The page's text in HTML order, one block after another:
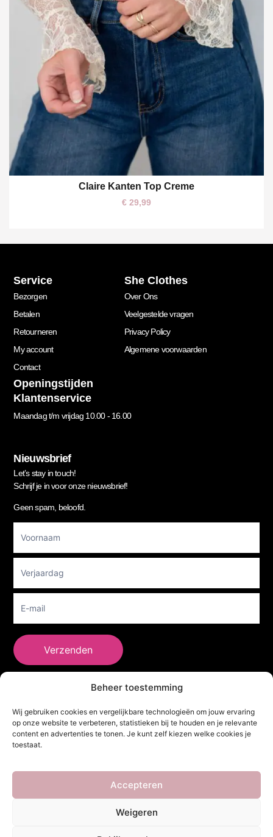
Beheer toestemming
Wij gebruiken cookies en vergelijkbare technologieën om jouw ervaring
op onze website te verbeteren, statistieken bij te houden en je relevante
content en advertenties te tonen. Je kunt zelf kiezen welke cookies je
toestaat.
Accepteren
Weigeren
S/M
Claire Kanten Top Creme
€ 29,99
Service
Bezorgen
Betalen
Retourneren
My account
Contact
She Clothes
Over Ons
Veelgestelde vragen
Privacy Policy
Algemene voorwaarden
Openingstijden
Klantenservice
Maandag t/m vrijdag 10.00 - 16.00
Nieuwsbrief
Let’s stay in touch!
Schrijf je in voor onze nieuwsbrief!
Geen spam, beloofd.
Newsletter
Verzenden
Adres
. Alle rechten voorbehouden. Powered by